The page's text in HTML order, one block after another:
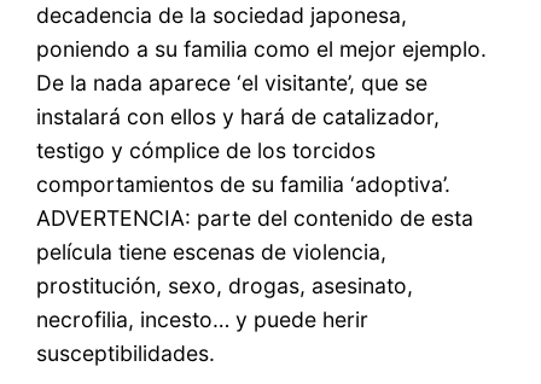
decadencia de la sociedad japonesa,
poniendo a su familia como el mejor ejemplo.
De la nada aparece ‘el visitante’, que se
instalará con ellos y hará de catalizador,
testigo y cómplice de los torcidos
comportamientos de su familia ‘adoptiva’.
ADVERTENCIA: parte del contenido de esta
película tiene escenas de violencia,
prostitución, sexo, drogas, asesinato,
necrofilia, incesto… y puede herir
susceptibilidades.